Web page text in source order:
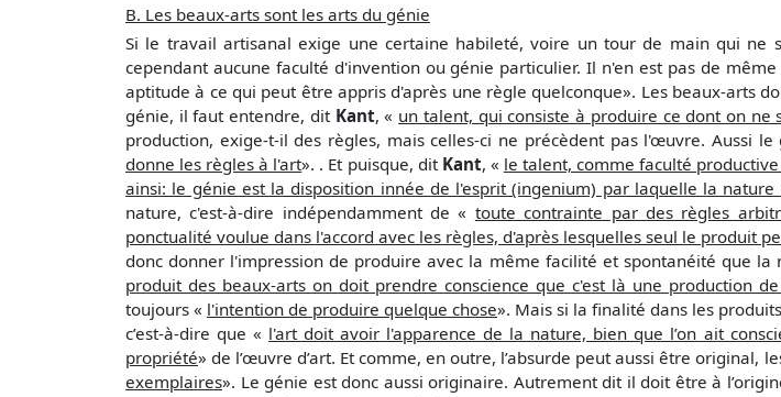
B. Les beaux-arts sont les arts du génie
Si le travail artisanal exige une certaine habileté, voire un tour de main qui
cependant aucune faculté d'invention ou génie particulier. Il n'en est pas de
aptitude à ce qui peut être appris d'après une règle quelconque». Les beaux-arts
génie, il faut entendre, dit Kant, « un talent, qui consiste à produire ce dont on
production, exige-t-il des règles, mais celles-ci ne précèdent pas l'œuvre. Aussi
donne les règles à l'art». . Et puisque, dit Kant, « le talent, comme faculté
ainsi: le génie est la disposition innée de l'esprit (ingenium) par laquelle la
nature, c'est-à-dire indépendamment de « toute contrainte par des règles
ponctualité voulue dans l'accord avec les règles, d'après lesquelles seul le produit
donc donner l'impression de produire avec la même facilité et spontanéité que
produit des beaux-arts on doit prendre conscience que c'est là une production
toujours « l'intention de produire quelque chose». Mais si la finalité dans les
c’est-à-dire que « l'art doit avoir l'apparence de la nature, bien que l’on ait
propriété» de l’œuvre d’art. Et comme, en outre, l’absurde peut aussi être original,
exemplaires». Le génie est donc aussi originaire. Autrement dit il doit être à